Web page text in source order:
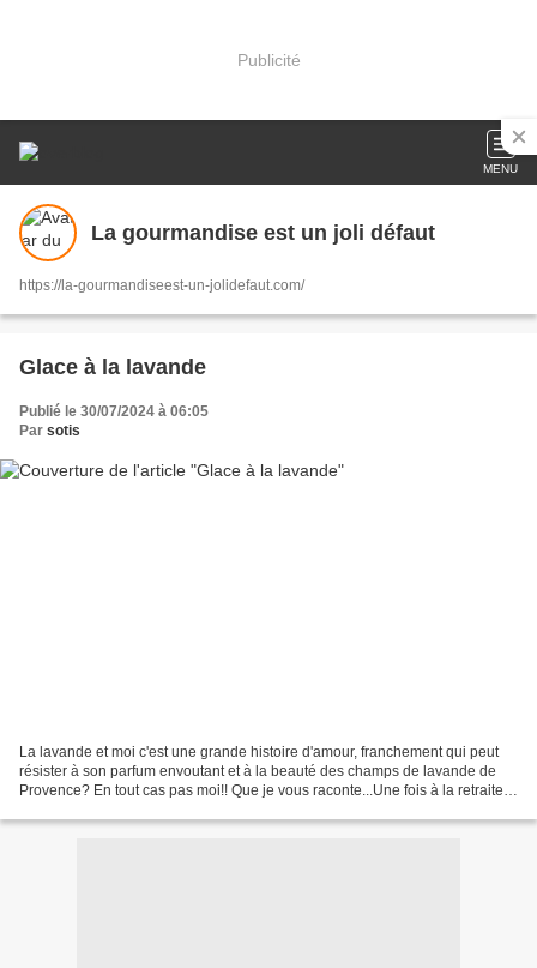
Publicité
MENU
La gourmandise est un joli défaut
https://la-gourmandiseest-un-jolidefaut.com/
Glace à la lavande
Publié le 30/07/2024 à 06:05
Par sotis
La lavande et moi c'est une grande histoire d'amour, franchement qui peut
résister à son parfum envoutant et à la beauté des champs de lavande de
Provence? En tout cas pas moi!! Que je vous raconte...Une fois à la retraite,